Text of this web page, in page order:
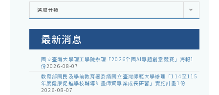
各
室
告
選取分類
最新消息
國立臺南大學理工學院辦理「2026全國AI專題創意競賽」海報1
份2026-08-07
教育部國民及學前教育署委請國立臺灣師範大學辦理「114至115
年度健康促進學校輔導計畫師資專業成長研習」實施計畫1份
2026-08-07